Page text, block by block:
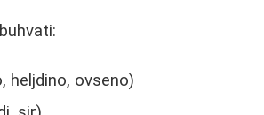
heljdino, ovseno)